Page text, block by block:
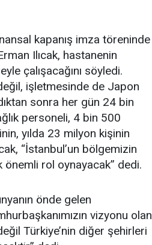
kapanış imza töreninde
Ilıcak, hastanenin
çalışacağını söyledi.
işletmesinde de Japon
sonra her gün 24 bin
personeli, 4 bin 500
yılda 23 milyon kişinin
“İstanbul’un bölgemizin
rol oynayacak” dedi.
önde gelen
vizyonu olan
Türkiye’nin diğer şehirleri